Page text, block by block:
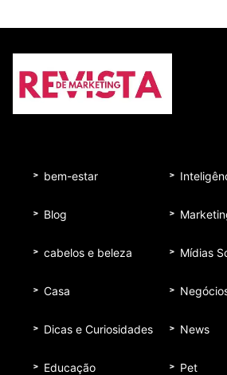
bem-estar
Blog
cabelos e beleza
Casa
Dicas e Curiosidades
Educação
Mídias
News
Pet